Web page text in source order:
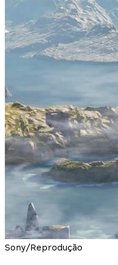
Sony/Reprodução